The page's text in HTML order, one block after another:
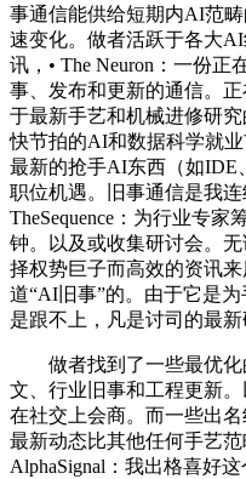
事通信能供给短期内AI范畴
速变化。做者活跃于各大
讯，• The Neuron：一份
事、发布和更新的通信。
于最新手艺和机械进修研
快节拍的AI和数据科学就
最新的抢手AI东西（如IDE
职位机遇。旧事通信是我
TheSequence：为行业专
钟。以及或收集研讨会。
择权势巨子而高效的资讯
道“AI旧事”的。由于它是
是跟不上，凡是讨司的最新
做者找到了一些最优化
文、行业旧事和工程更新
在社交上会商。而一些出
最新动态比其他任何手艺范
AlphaSignal：我出格喜好